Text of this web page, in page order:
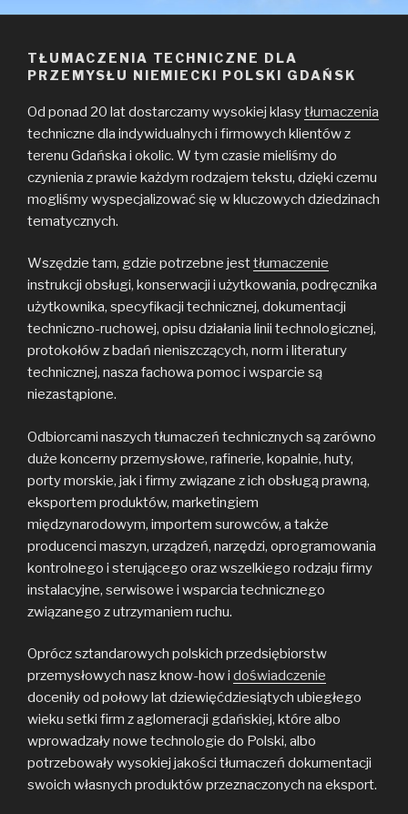
TŁUMACZENIA TECHNICZNE DLA
PRZEMYSŁU NIEMIECKI POLSKI GDAŃSK
Od ponad 20 lat dostarczamy wysokiej klasytłumaczenia
techniczne dla indywidualnych i firmowych klientów z
terenu Gdańska i okolic. W tym czasie mieliśmy do
czynienia z prawie każdym rodzajem tekstu, dzięki czemu
mogliśmy wyspecjalizować się w kluczowych dziedzinach
tematycznych.
Wszędzie tam, gdzie potrzebne jesttłumaczenie
instrukcji obsługi, konserwacji i użytkowania, podręcznika
użytkownika, specyfikacji technicznej, dokumentacji
techniczno-ruchowej, opisu działania linii technologicznej,
protokołów z badań nieniszczących, norm i literatury
technicznej, nasza fachowa pomoc i wsparcie są
niezastąpione.
Odbiorcami naszych tłumaczeń technicznych są zarówno
duże koncerny przemysłowe, rafinerie, kopalnie, huty,
porty morskie, jak i firmy związane z ich obsługą prawną,
eksportem produktów, marketingiem
międzynarodowym, importem surowców, a także
producenci maszyn, urządzeń, narzędzi, oprogramowania
kontrolnego i sterującego oraz wszelkiego rodzaju firmy
instalacyjne, serwisowe i wsparcia technicznego
związanego z utrzymaniem ruchu.
Oprócz sztandarowych polskich przedsiębiorstw
przemysłowych nasz know-how i doświadczenie
doceniły od połowy lat dziewięćdziesiątych ubiegłego
wieku setki firm z aglomeracji gdańskiej, które albo
wprowadzały nowe technologie do Polski, albo
potrzebowały wysokiej jakości tłumaczeń dokumentacji
swoich własnych produktów przeznaczonych na eksport.